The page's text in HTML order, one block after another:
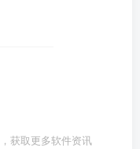
获取更多软件资讯